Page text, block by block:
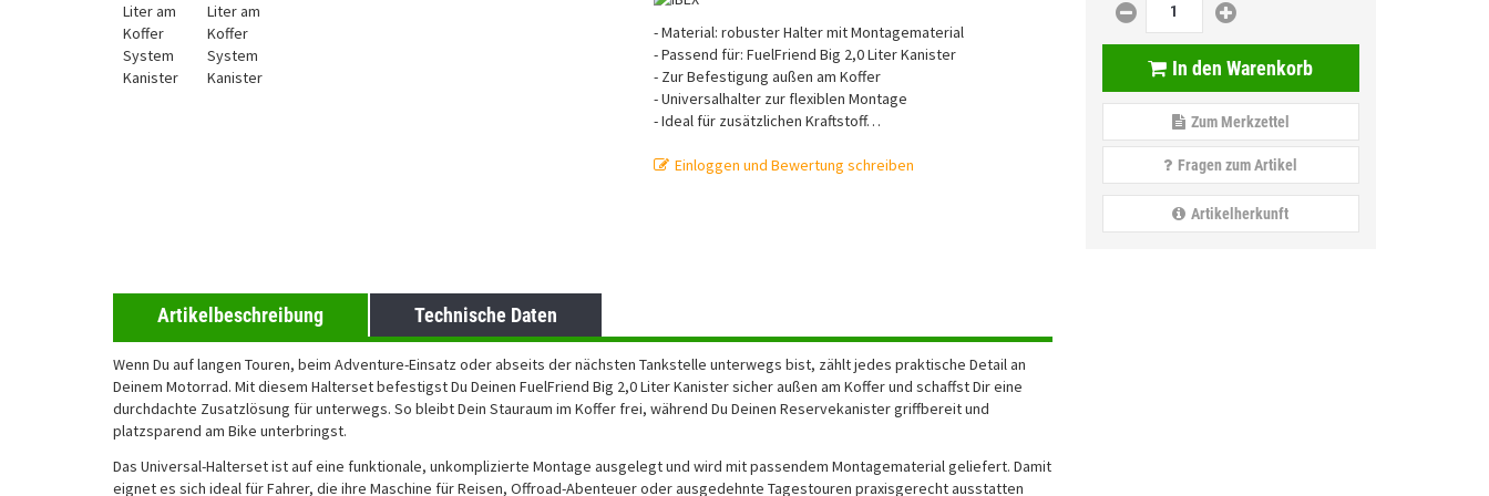
- Material: robuster Halter mit Montagematerial
- Passend für: FuelFriend Big 2,0 Liter Kanister
- Zur Befestigung außen am Koffer
- Universalhalter zur flexiblen Montage
- Ideal für zusätzlichen Kraftstoff…
Einloggen und Bewertung schreiben
In den Warenkorb
Zum Merkzettel
Fragen zum Artikel
Artikelherkunft
Artikelbeschreibung Technische Daten
Wenn Du auf langen Touren, beim Adventure-Einsatz oder abseits der nächsten Tankstelle unterwegs bist, zählt jedes praktische Detail an
Deinem Motorrad. Mit diesem Halterset befestigst Du Deinen FuelFriend Big 2,0 Liter Kanister sicher außen am Koffer und schaffst Dir eine
durchdachte Zusatzlösung für unterwegs. So bleibt Dein Stauraum im Koffer frei, während Du Deinen Reservekanister griffbereit und
platzsparend am Bike unterbringst.
Das Universal-Halterset ist auf eine funktionale, unkomplizierte Montage ausgelegt und wird mit passendem Montagematerial geliefert. Damit
eignet es sich ideal für Fahrer, die ihre Maschine für Reisen, Offroad-Abenteuer oder ausgedehnte Tagestouren praxisgerecht ausstatten